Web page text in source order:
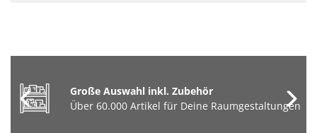
Große Auswahl inkl. Zubehör
Über 60.000 Artikel für Deine Raumgestaltungen